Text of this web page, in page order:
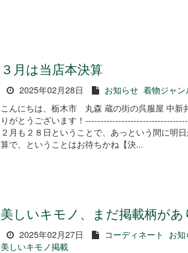
３月は当店本決算
2025年02月28日 お知らせ 着物ジャン
こんにちは、栃木市 丸森 蔵の街の呉服屋 中新
りがとうございます！
２月も２８日ということで、あっという間に明
算で、ということはお待ちかね【決...
美しいキモノ、まだ掲載柄があ
2025年02月27日 コーディネート お
美しいキモノ掲載